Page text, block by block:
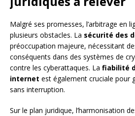
Malgré ses promesses, l’arbitrage en
plusieurs obstacles. La sécurité des
préoccupation majeure, nécessitant
conséquents dans des systèmes de
contre les cyberattaques. La fiabilité
internet est également cruciale pour
sans interruption.
Sur le plan juridique, l’harmonisation